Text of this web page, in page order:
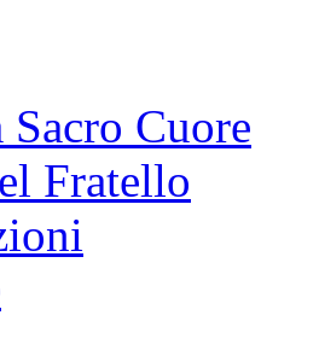
Sacro Cuore
Fratello